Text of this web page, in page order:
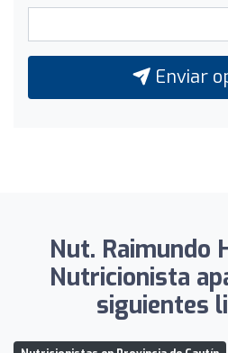
Enviar
Nut. Raimundo
Nutricionista
siguientes